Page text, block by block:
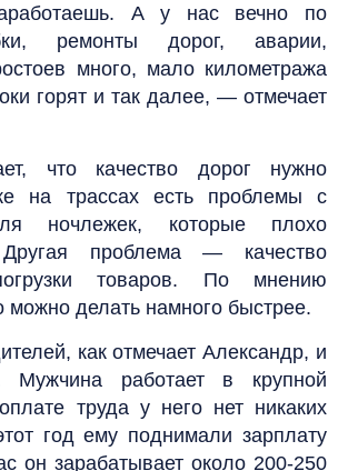
А у нас вечно по
ремонты дорог, аварии,
много, мало километража
горят и так далее, — отмечает
что качество дорог нужно
на трассах есть проблемы с
ночлежек, которые плохо
Другая проблема — качество
товаров. По мнению
можно делать намного быстрее.
как отмечает Александр, и
Мужчина работает в крупной
труда у него нет никаких
год ему поднимали зарплату
он зарабатывает около 200-250